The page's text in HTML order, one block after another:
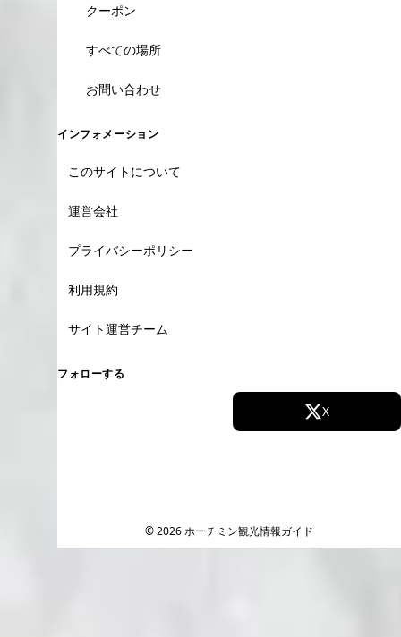
クーポン
すべての場所
お問い合わせ
インフォメーション
このサイトについて
運営会社
プライバシーポリシー
利用規約
サイト運営チーム
フォローする
X
© 2026 ホーチミン観光情報ガイド